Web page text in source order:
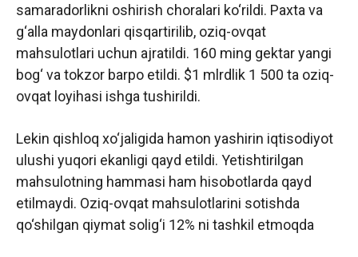
samaradorlikni oshirish choralari ko‘rildi. Paxta va
g‘alla maydonlari qisqartirilib, oziq-ovqat
mahsulotlari uchun ajratildi. 160 ming gektar yangi
bog‘ va tokzor barpo etildi. $1 mlrdlik 1 500 ta oziq-
ovqat loyihasi ishga tushirildi.
Lekin qishloq xo‘jaligida hamon yashirin iqtisodiyot
ulushi yuqori ekanligi qayd etildi. Yetishtirilgan
mahsulotning hammasi ham hisobotlarda qayd
etilmaydi. Oziq-ovqat mahsulotlarini sotishda
qo‘shilgan qiymat solig‘i 12% ni tashkil etmoqda